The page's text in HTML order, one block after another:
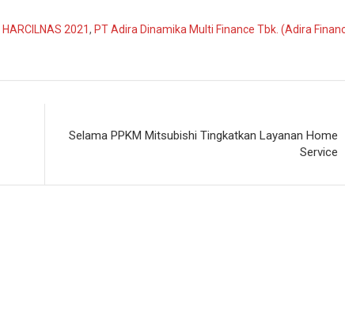
HARCILNAS 2021, PT Adira Dinamika Multi Finance Tbk. (Adira
Selama PPKM Mitsubishi Tingkatkan Layanan Home
Service